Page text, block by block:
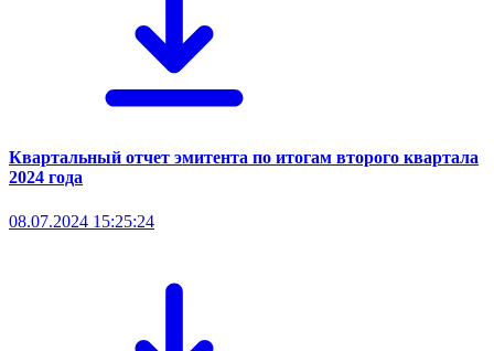
Квартальный отчет эмитента по итогам второго квартала
2024 года
08.07.2024 15:25:24